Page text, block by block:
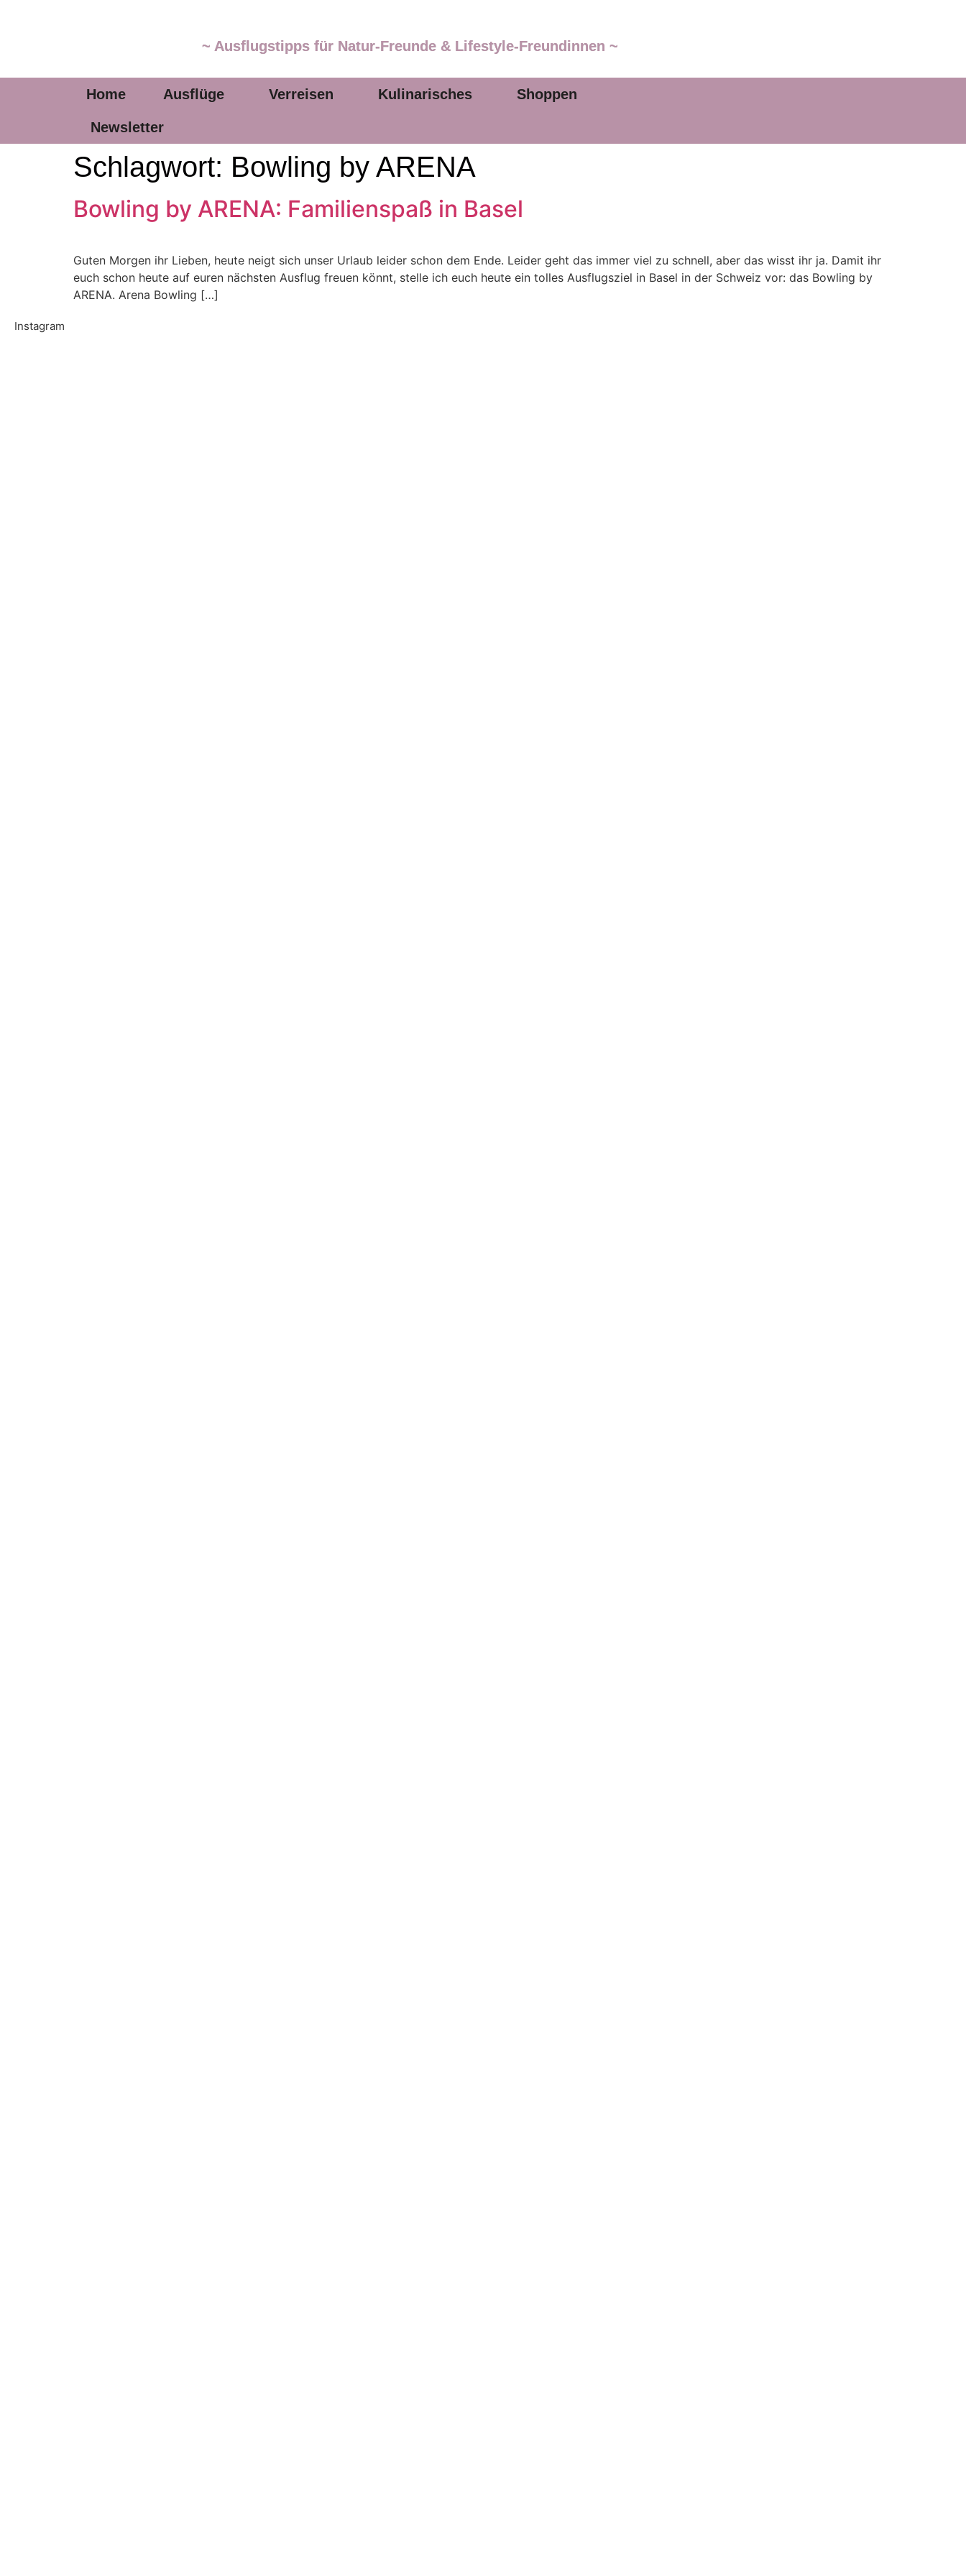
~ Ausflugstipps für Natur-Freunde & Lifestyle-Freundinnen ~
Home Ausflüge Verreisen Kulinarisches Shoppen
Newsletter
Schlagwort: Bowling by ARENA
Bowling by ARENA: Familienspaß in Basel
Guten Morgen ihr Lieben, heute neigt sich unser Urlaub leider schon dem Ende. Leider geht das immer viel zu schnell, aber das wisst ihr ja. Damit ihr
euch schon heute auf euren nächsten Ausflug freuen könnt, stelle ich euch heute ein tolles Ausflugsziel in Basel in der Schweiz vor: das Bowling by
ARENA. Arena Bowling […]
Instagram